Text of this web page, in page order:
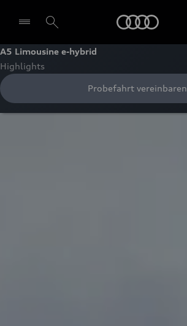
A5 Limousine e-hybrid
Highlights
Probefahrt vereinbaren